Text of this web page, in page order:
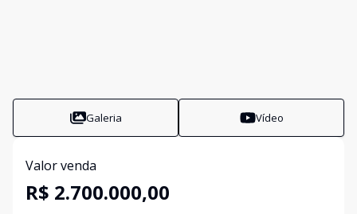
Galeria Vídeo
Valor venda
R$ 2.700.000,00